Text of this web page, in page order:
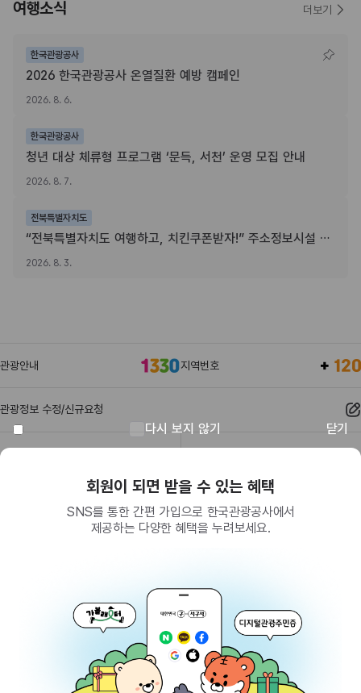
여행소식
한국관광공사
2026 한국관광공사 온열질환 예방 캠페인
2026. 8. 6.
한국관광공사
청년 대상 체류형 프로그램 ‘문득, 서천’ 운영 모집 안내
2026. 8. 7.
전북특별자치도
“전북특별자치도 여행하고, 치킨쿠폰받자!” 주소정보시설 SNS 인증이벤트
2026. 8. 3.
더보기
다시 보지 않기 닫기
회원이 되면 받을 수 있는 혜택
SNS를 통한 간편 가입으로 한국관광공사에서
제공하는 다양한 혜택을 누려보세요.
관광안내 지역번호
관광정보 수정/신규요청
관광정보
202-81-50707
통신판매업신고
제2009-서울중구-1234호